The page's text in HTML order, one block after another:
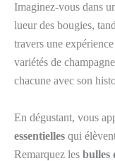
Imaginez-vous dans
lueur des bougies,
travers une
variétés de
chacune avec son
En dégustant, vous
essentielles qui
Remarquez les bulles